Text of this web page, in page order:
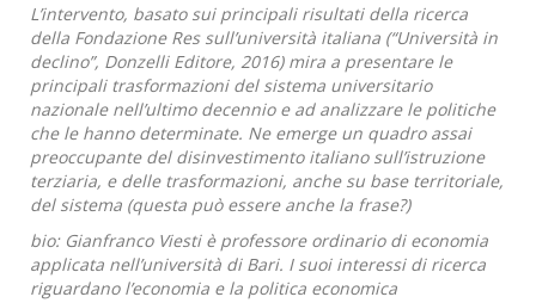
L’intervento, basato sui principali risultati della ricerca
della Fondazione Res sull’università italiana (“Università in
declino”, Donzelli Editore, 2016) mira a presentare le
principali trasformazioni del sistema universitario
nazionale nell’ultimo decennio e ad analizzare le politiche
che le hanno determinate. Ne emerge un quadro assai
preoccupante del disinvestimento italiano sull’istruzione
terziaria, e delle trasformazioni, anche su base territoriale,
del sistema (questa può essere anche la frase?)
bio: Gianfranco Viesti è professore ordinario di economia
applicata nell’università di Bari. I suoi interessi di ricerca
riguardano l’economia e la politica economica